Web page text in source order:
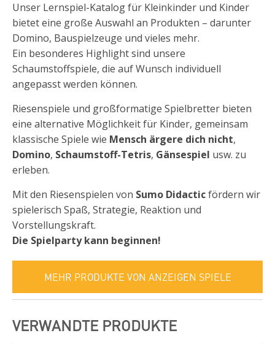
Unser Lernspiel-Katalog für Kleinkinder und Kinder
bietet eine große Auswahl an Produkten – darunter
Domino, Bauspielzeuge und vieles mehr.
Ein besonderes Highlight sind unsere
Schaumstoffspiele, die auf Wunsch individuell
angepasst werden können.
Riesenspiele und großformatige Spielbretter bieten
eine alternative Möglichkeit für Kinder, gemeinsam
klassische Spiele wie Mensch ärgere dich nicht,
Domino, Schaumstoff-Tetris, Gänsespiel usw. zu
erleben.
Mit den Riesenspielen von Sumo Didacticfördern wir
spielerisch Spaß, Strategie, Reaktion und
Vorstellungskraft.
Die Spielparty kann beginnen!
MEHR PRODUKTE VON ANZEIGEN SPIELE
VERWANDTE PRODUKTE